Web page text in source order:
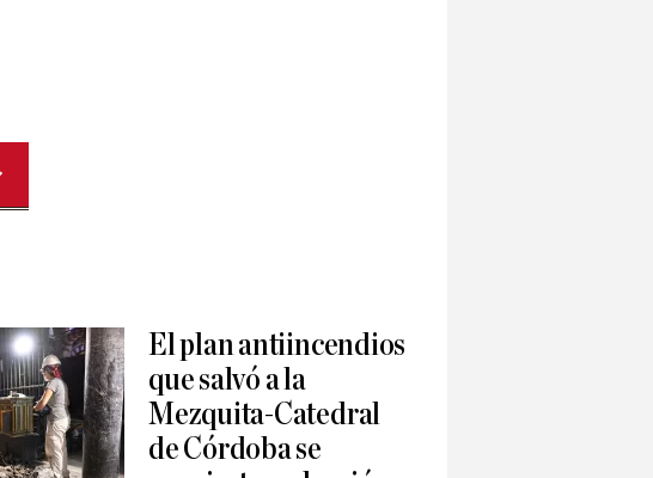
El plan antiincendios
que salvó a la
Mezquita-Catedral
de Córdoba se